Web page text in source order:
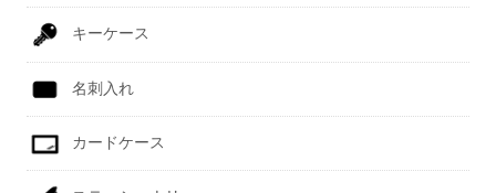
キーケース
名刺入れ
カードケース